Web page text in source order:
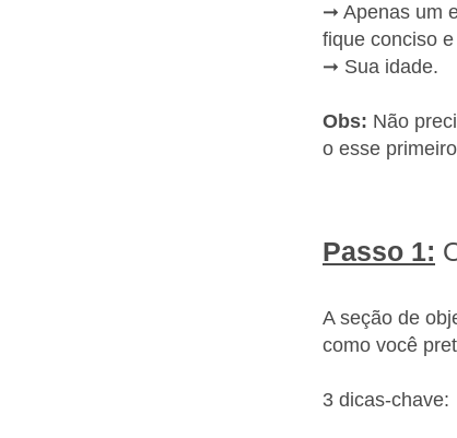
➞ Apenas um
fique conciso
➞ Sua idade.
Obs: Não
o esse
Passo 1:
A seção de
como você
3 dicas-chave: